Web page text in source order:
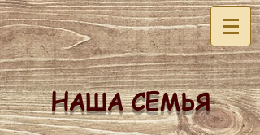
НАША СЕМЬЯ